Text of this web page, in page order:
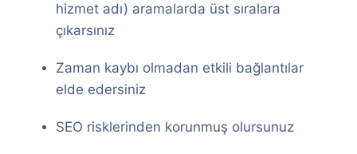
hizmet adı) aramalarda üst sıralara
çıkarsınız
Zaman kaybı olmadan etkili bağlantılar
elde edersiniz
SEO risklerinden korunmuş olursunuz